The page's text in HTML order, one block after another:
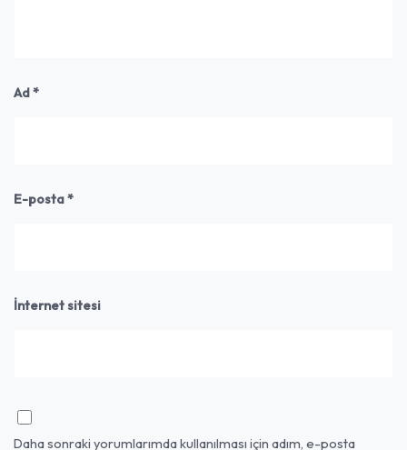
Ad*
E-posta*
İnternet sitesi
Daha sonraki yorumlarımda kullanılması için adım, e-posta